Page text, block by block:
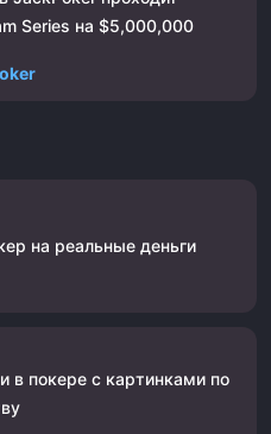
Series на $5,000,000
на реальные деньги
в покере с картинками по